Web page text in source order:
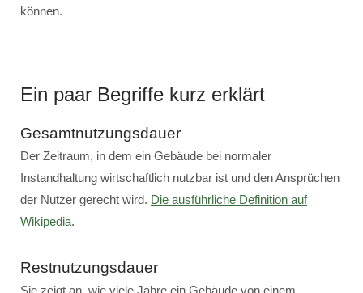
können.
Ein paar Begriffe kurz erklärt
Gesamtnutzungsdauer
Der Zeitraum, in dem ein Gebäude bei normaler
Instandhaltung wirtschaftlich nutzbar ist und den Ansprüchen
der Nutzer gerecht wird. Die ausführliche Definition auf
Wikipedia.
Restnutzungsdauer
Sie zeigt an, wie viele Jahre ein Gebäude von einem